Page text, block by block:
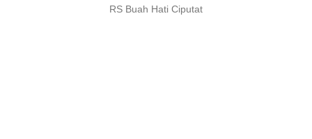
RS Buah Hati Ciputat